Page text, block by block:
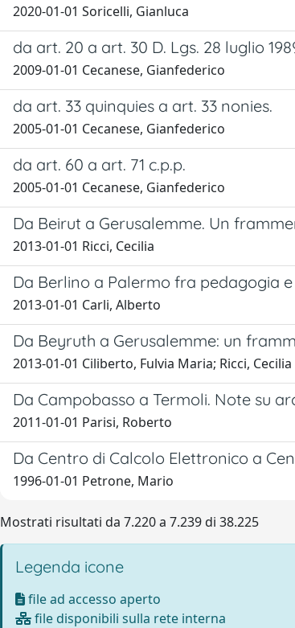
2020-01-01 Soricelli, Gianluca
da art. 20 a art. 30 D. Lgs. 28 luglio
2009-01-01 Cecanese, Gianfederico
da art. 33 quinquies a art. 33 nonies.
2005-01-01 Cecanese, Gianfederico
da art. 60 a art. 71 c.p.p.
2005-01-01 Cecanese, Gianfederico
Da Beirut a Gerusalemme. Un
2013-01-01 Ricci, Cecilia
Da Berlino a Palermo fra pedagogia
2013-01-01 Carli, Alberto
Da Beyruth a Gerusalemme: un
2013-01-01 Ciliberto, Fulvia Maria; Ricci, Cecilia
Da Campobasso a Termoli. Note su
2011-01-01 Parisi, Roberto
Da Centro di Calcolo Elettronico a
1996-01-01 Petrone, Mario
Mostrati risultati da 7.220 a 7.239 di 38.225
Legenda icone
file ad accesso aperto
file disponibili sulla rete interna